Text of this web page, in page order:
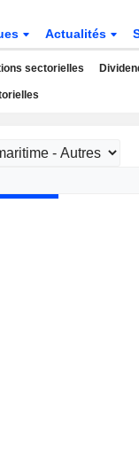
Actualités
sectorielles